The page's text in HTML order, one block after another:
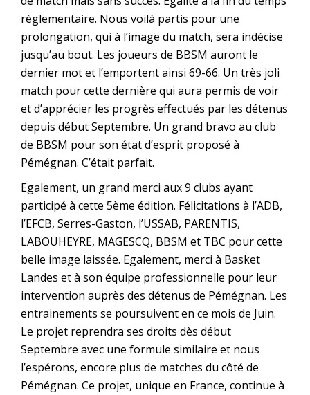
règlementaire. Nous voilà partis pour une
prolongation, qui à l’image du match, sera indécise
jusqu’au bout. Les joueurs de BBSM auront le
dernier mot et l’emportent ainsi 69-66. Un très joli
match pour cette dernière qui aura permis de voir
et d’apprécier les progrès effectués par les détenus
depuis début Septembre. Un grand bravo au club
de BBSM pour son état d’esprit proposé à
Pémégnan. C’était parfait.
Egalement, un grand merci aux 9 clubs ayant
participé à cette 5ème édition. Félicitations à l’ADB,
l’EFCB, Serres-Gaston, l’USSAB, PARENTIS,
LABOUHEYRE, MAGESCQ, BBSM et TBC pour cette
belle image laissée. Egalement, merci à Basket
Landes et à son équipe professionnelle pour leur
intervention auprès des détenus de Pémégnan. Les
entrainements se poursuivent en ce mois de Juin.
Le projet reprendra ses droits dès début
Septembre avec une formule similaire et nous
l’espérons, encore plus de matches du côté de
Pémégnan. Ce projet, unique en France, continue à